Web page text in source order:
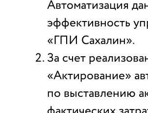
Автоматизация
эффективность
«ГПИ Сахалин».
За счет
«Актирование»
по выставлению